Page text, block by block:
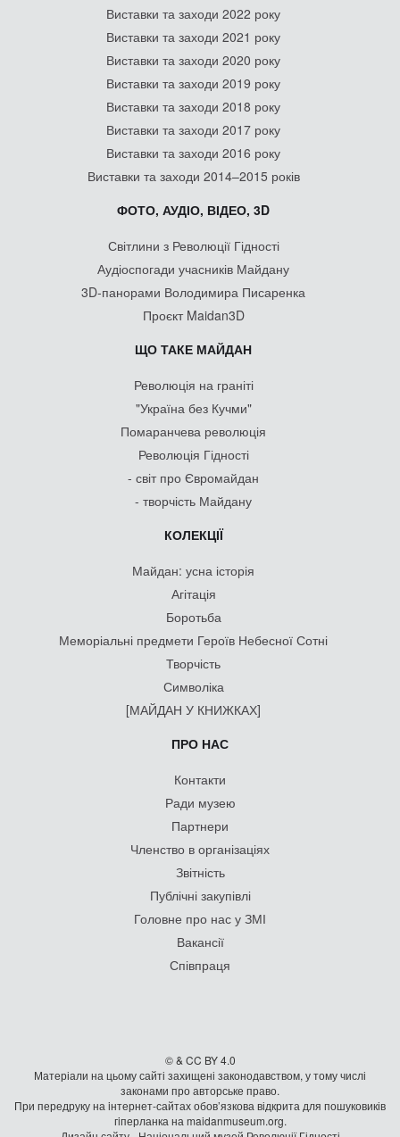
Виставки та заходи 2022 року
Виставки та заходи 2021 року
Виставки та заходи 2020 року
Виставки та заходи 2019 року
Виставки та заходи 2018 року
Виставки та заходи 2017 року
Виставки та заходи 2016 року
Виставки та заходи 2014–2015 років
ФОТО, АУДІО, ВІДЕО, 3D
Світлини з Революції Гідності
Аудіоспогади учасників Майдану
3D-панорами Володимира Писаренка
Проєкт Maidan3D
ЩО ТАКЕ МАЙДАН
Революція на граніті
"Україна без Кучми"
Помаранчева революція
Революція Гідності
- світ про Євромайдан
- творчість Майдану
КОЛЕКЦІЇ
Майдан: усна історія
Агітація
Боротьба
Меморіальні предмети Героїв Небесної Сотні
Творчість
Символіка
[МАЙДАН У КНИЖКАХ]
ПРО НАС
Контакти
Ради музею
Партнери
Членство в організаціях
Звітність
Публічні закупівлі
Головне про нас у ЗМІ
Вакансії
Співпраця
© & CC BY 4.0
Матеріали на цьому сайті захищені законодавством, у тому числі
законами про авторське право.
При передруку на iнтернет-сайтах обов’язкова відкрита для пошуковиків
гiперланка на maidanmuseum.org.